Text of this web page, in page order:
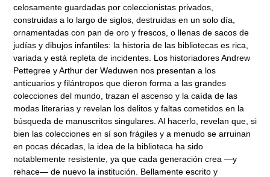
celosamente guardadas por coleccionistas privados,
construidas a lo largo de siglos, destruidas en un solo día,
ornamentadas con pan de oro y frescos, o llenas de sacos de
judías y dibujos infantiles: la historia de las bibliotecas es rica,
variada y está repleta de incidentes. Los historiadores Andrew
Pettegree y Arthur der Weduwen nos presentan a los
anticuarios y filántropos que dieron forma a las grandes
colecciones del mundo, trazan el ascenso y la caída de las
modas literarias y revelan los delitos y faltas cometidos en la
búsqueda de manuscritos singulares. Al hacerlo, revelan que, si
bien las colecciones en sí son frágiles y a menudo se arruinan
en pocas décadas, la idea de la biblioteca ha sido
notablemente resistente, ya que cada generación crea —y
rehace— de nuevo la institución. Bellamente escrito y